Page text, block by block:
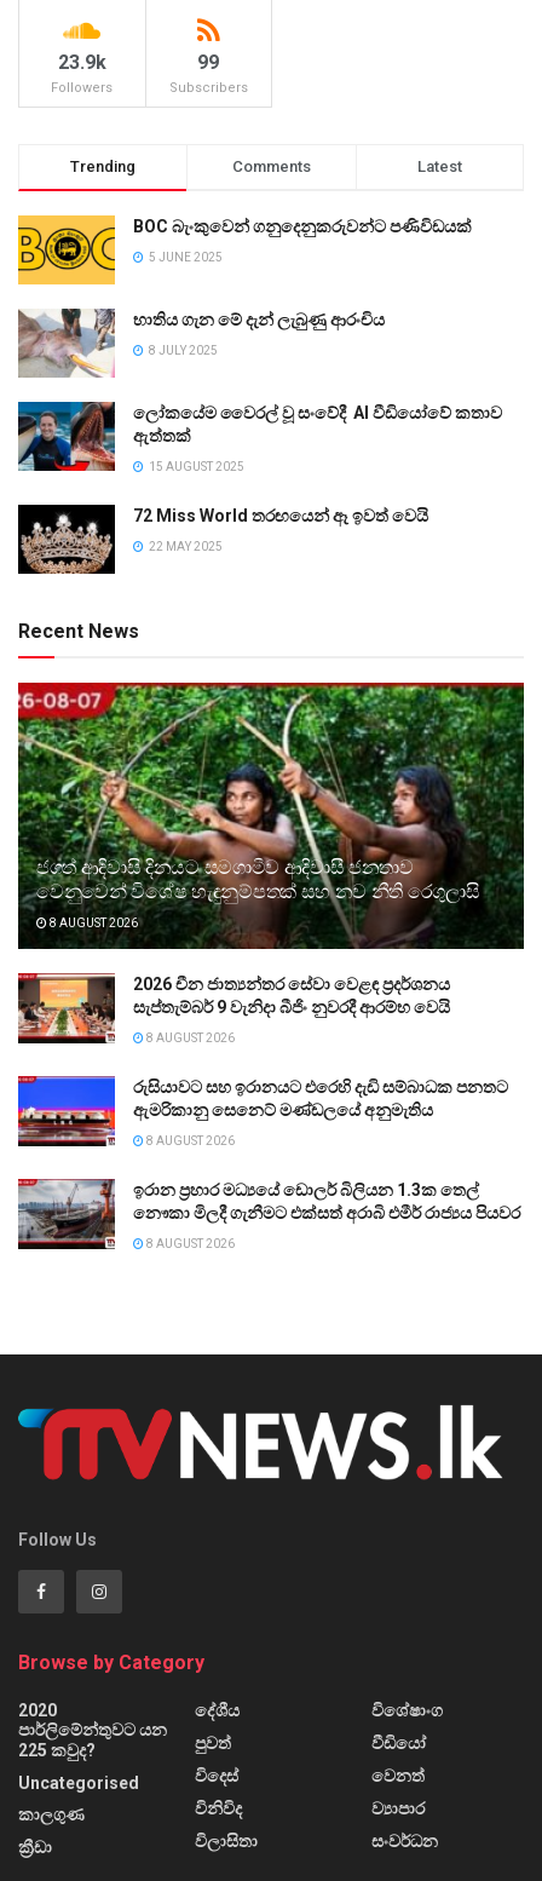
23.9k
Followers
99
Subscribers
Trending Comments Latest
BOC බැංකුවෙන් ගනුදෙනුකරුවන්ට පණිවිඩයක්
5 JUNE 2025
භාතිය ගැන මේ දැන් ලැබුණු ආරංචිය
8 JULY 2025
ලෝකයේම වෛරල් වූ සංවේදී AI වීඩියෝවේ කතාව
ඇත්තක්
15 AUGUST 2025
72 Miss World තරඟයෙන් ඈ ඉවත් වෙයි
22 MAY 2025
Recent News
ජගත් ආදිවාසි දිනයට සමගාමීව ආදිවාසී ජනතාව
වෙනුවෙන් විශේෂ හැඳුනුම්පතක් සහ නව නීති රෙගුලාසි
8 AUGUST 2026
2026 චීන ජාත්‍යන්තර සේවා වෙළඳ ප්‍රදර්ශනය
සැප්තැම්බර් 9 වැනිදා බීජිං නුවරදී ආරම්භ වෙයි
8 AUGUST 2026
රුසියාවට සහ ඉරානයට එරෙහි දැඩි සම්බාධක පනතට
ඇමරිකානු සෙනෙට් මණ්ඩලයේ අනුමැතිය
8 AUGUST 2026
ඉරාන ප්‍රහාර මධ්‍යයේ ඩොලර් බිලියන 1.3ක තෙල්
නෞකා මිලදී ගැනීමට එක්සත් අරාබි එමීර් රාජ්‍යය පියවර
8 AUGUST 2026
Follow Us
Browse by Category
2020
පාර්ලිමේන්තුවට යන
225 කවුද?
Uncategorised
කාලගුණ
ක්‍රීඩා
දේශීය
පුවත්
විදෙස්
විනිවිද
විලාසිතා
විශේෂාංග
වීඩියෝ
වෙනත්
ව්‍යාපාර
සංවර්ධන